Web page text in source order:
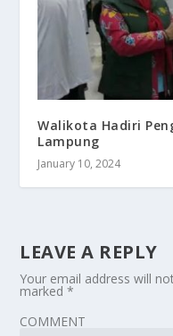
Walikota Hadiri
Lampung
January 10, 2024
LEAVE A REPLY
Your email address will
marked*
COMMENT